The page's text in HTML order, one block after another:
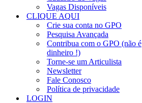
Vagas Disponíveis
CLIQUE AQUI
Crie sua conta no GPO
Pesquisa Avançada
Contribua com o GPO (não é
dinheiro !)
Torne-se um Articulista
Newsletter
Fale Conosco
Política de privacidade
LOGIN